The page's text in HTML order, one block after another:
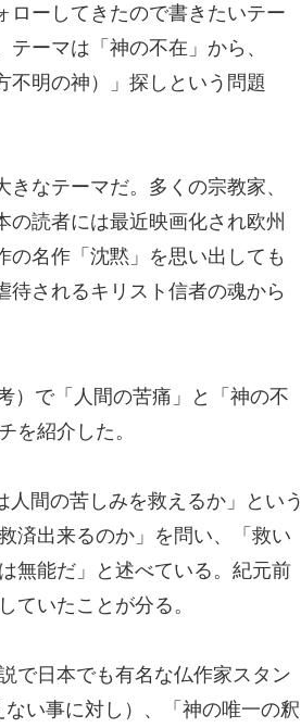
ローしてきたので書きたいテー
ーマは「神の不在」から、
不明の神）」探しという問題
なテーマだ。多くの宗教家、
の読者には最近映画化され欧州
の名作「沈黙」を思い出しても
待されるキリスト信者の魂から
）で「人間の苦痛」と「神の不
を紹介した。
間の苦しみを救えるか」という
済出来るのか」を問い、「救い
無能だ」と述べている。紀元前
ていたことが分る。
で日本でも有名な仏作家スタン
い事に対し）、「神の唯一の釈